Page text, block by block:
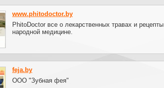
www.phitodoctor.by
PhitoDoctor все о лекарственных травах и рецепты
народной медицине.
feja.by
ООО "Зубная фея"